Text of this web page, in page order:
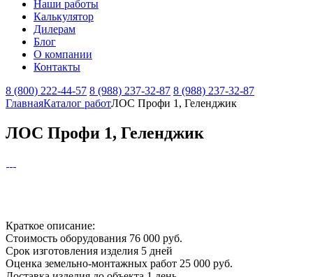
Наши работы
Калькулятор
Дилерам
Блог
О компании
Контакты
8 (800) 222-44-57 8 (988) 237-32-87 8 (988) 237-32-87
ГлавнаяКаталог работЛОС Профи 1, Геленджик
ЛОС Профи 1, Геленджик
Краткое описание:
Стоимость оборудования 76 000 руб.
Срок изготовления изделия 5 дней
Оценка земельно-монтажных работ 25 000 руб.